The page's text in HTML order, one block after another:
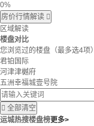
0%
房价行情解读 
区域解读
楼盘对比
您浏览过的楼盘 （最多选4项）
君铂国际
河津津樾府
五洲幸福城壹号院
 全部清空
运城热搜楼盘榜更多>